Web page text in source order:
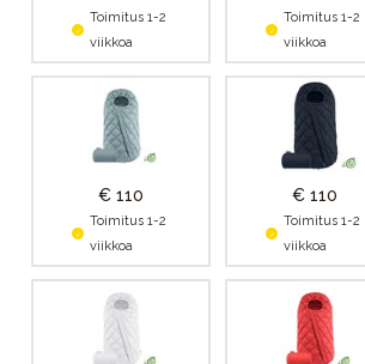
Toimitus 1-2
viikkoa
Toimitus 1-2
viikkoa
€ 110
Toimitus 1-2
viikkoa
€ 110
Toimitus 1-2
viikkoa